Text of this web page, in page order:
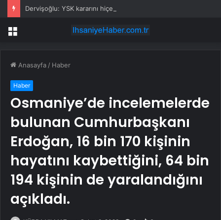
Menü
Anasayfa / Haber
Haber
Osmaniye’de incelemelerde
bulunan Cumhurbaşkanı
Erdoğan, 16 bin 170 kişinin
hayatını kaybettiğini, 64 bin
194 kişinin de yaralandığını
açıkladı.